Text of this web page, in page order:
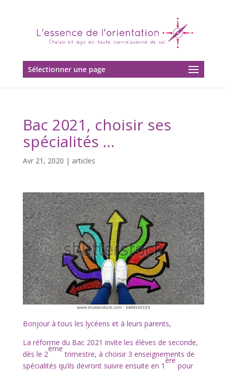
Sélectionner une page
Bac 2021, choisir ses
spécialités …
Avr 21, 2020 | articles
Bonjour à tous les lycéens et à leurs parents,
La réforme du Bac 2021 invite les élèves de seconde,
dès le 2
ème
trimestre, à choisir 3 enseignements de
spécialités qu’ils devront suivre ensuite en 1
ère
pour